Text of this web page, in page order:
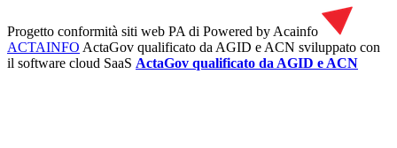
Progetto conformità siti web PA di Powered by Acainfo
ACTAINFO ActaGov qualificato da AGID e ACN sviluppato con
il software cloud SaaS ActaGov qualificato da AGID e ACN